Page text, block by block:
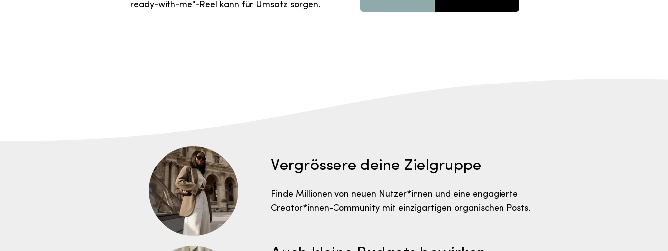
ready-with-me"-Reel kann für Umsatz sorgen.
Vergrössere deine Zielgruppe
Finde Millionen von neuen Nutzer*innen und eine engagierte
Creator*innen-Community mit einzigartigen organischen Posts.